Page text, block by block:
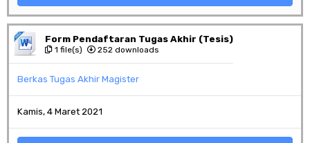
Form Pendaftaran Tugas Akhir (Tesis)
1 file(s) 252 downloads
Berkas Tugas Akhir Magister
Kamis, 4 Maret 2021